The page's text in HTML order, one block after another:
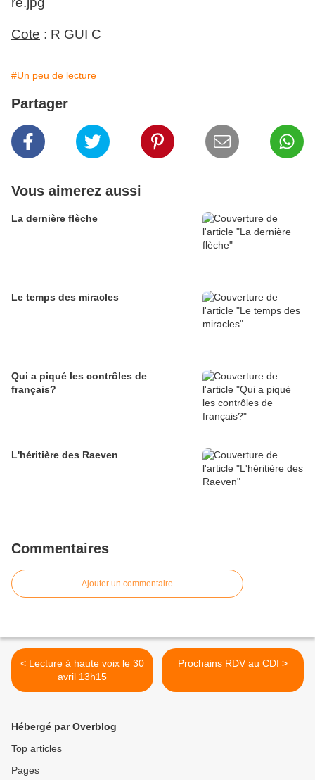
Cote : R GUI C
#Un peu de lecture
Partager
Vous aimerez aussi
La dernière flèche
Le temps des miracles
Qui a piqué les contrôles de
français?
L'héritière des Raeven
Commentaires
Ajouter un commentaire
< Lecture à haute voix le 30
avril 13h15
Prochains RDV au CDI >
Hébergé par Overblog
Top articles
Pages